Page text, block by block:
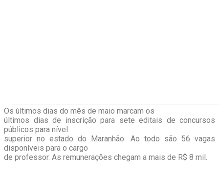
Os últimos dias do mês de maio marcam os
últimos dias de inscrição para sete editais de concursos
públicos para nível
superior no estado do Maranhão. Ao todo são 56 vagas
disponíveis para o cargo
de professor. As remunerações chegam a mais de R$ 8 mil.